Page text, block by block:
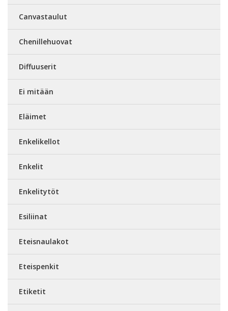
Canvastaulut
Chenillehuovat
Diffuuserit
Ei mitään
Eläimet
Enkelikellot
Enkelit
Enkelitytöt
Esiliinat
Eteisnaulakot
Eteispenkit
Etiketit